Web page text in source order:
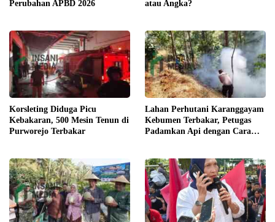
Perubahan APBD 2026 atau Angka?
Korsleting Diduga Picu
Kebakaran, 500 Mesin Tenun di
Purworejo Terbakar
Lahan Perhutani Karanggayam
Kebumen Terbakar, Petugas
Padamkan Api dengan Cara